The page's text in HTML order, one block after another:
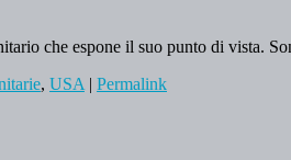
che espone il suo punto di vista.
, USA | Permalink